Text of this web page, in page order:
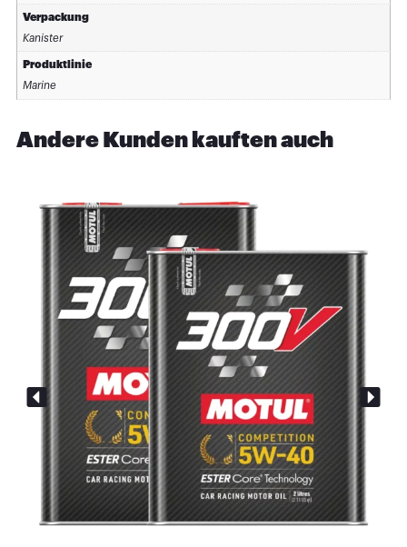
Verpackung
Kanister
Produktlinie
Marine
Andere Kunden kauften auch